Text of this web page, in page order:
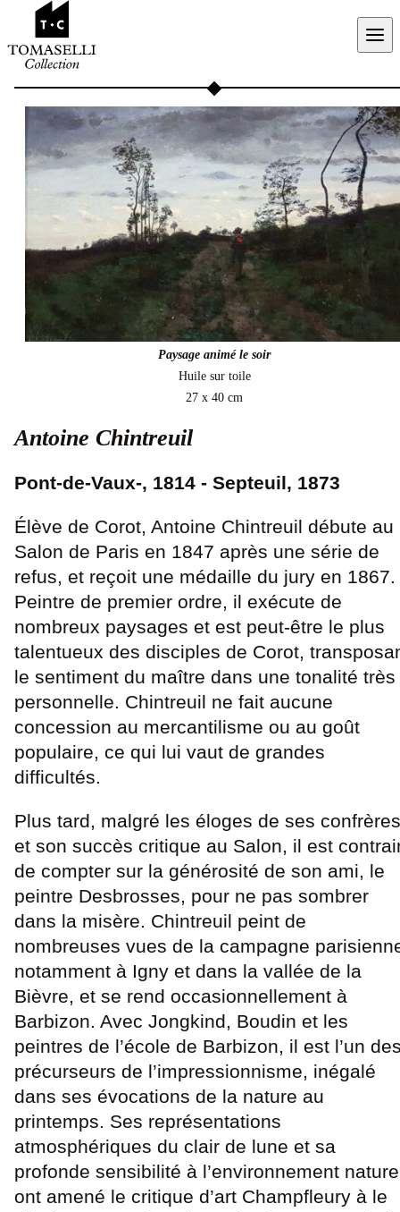
Aller au contenu
Paysage animé le soir
Huile sur toile
27 x 40 cm
Antoine Chintreuil
Pont-de-Vaux-, 1814 - Septeuil, 1873
Élève de Corot, Antoine Chintreuil débute au
Salon de Paris en 1847 après une série de
refus, et reçoit une médaille du jury en 1867.
Peintre de premier ordre, il exécute de
nombreux paysages et est peut-être le plus
talentueux des disciples de Corot,
le sentiment du maître dans une tonalité très
personnelle. Chintreuil ne fait aucune
concession au mercantilisme ou au goût
populaire, ce qui lui vaut de grandes
difficultés.
Plus tard, malgré les éloges de ses confrères
et son succès critique au Salon, il est
de compter sur la générosité de son ami, le
peintre Desbrosses, pour ne pas sombrer
dans la misère. Chintreuil peint de
nombreuses vues de la campagne
notamment à Igny et dans la vallée de la
Bièvre, et se rend occasionnellement à
Barbizon. Avec Jongkind, Boudin et les
peintres de l’école de Barbizon, il est l’un
précurseurs de l’impressionnisme, inégalé
dans ses évocations de la nature au
printemps. Ses représentations
atmosphériques du clair de lune et sa
profonde sensibilité à l’environnement
ont amené le critique d’art Champfleury à le